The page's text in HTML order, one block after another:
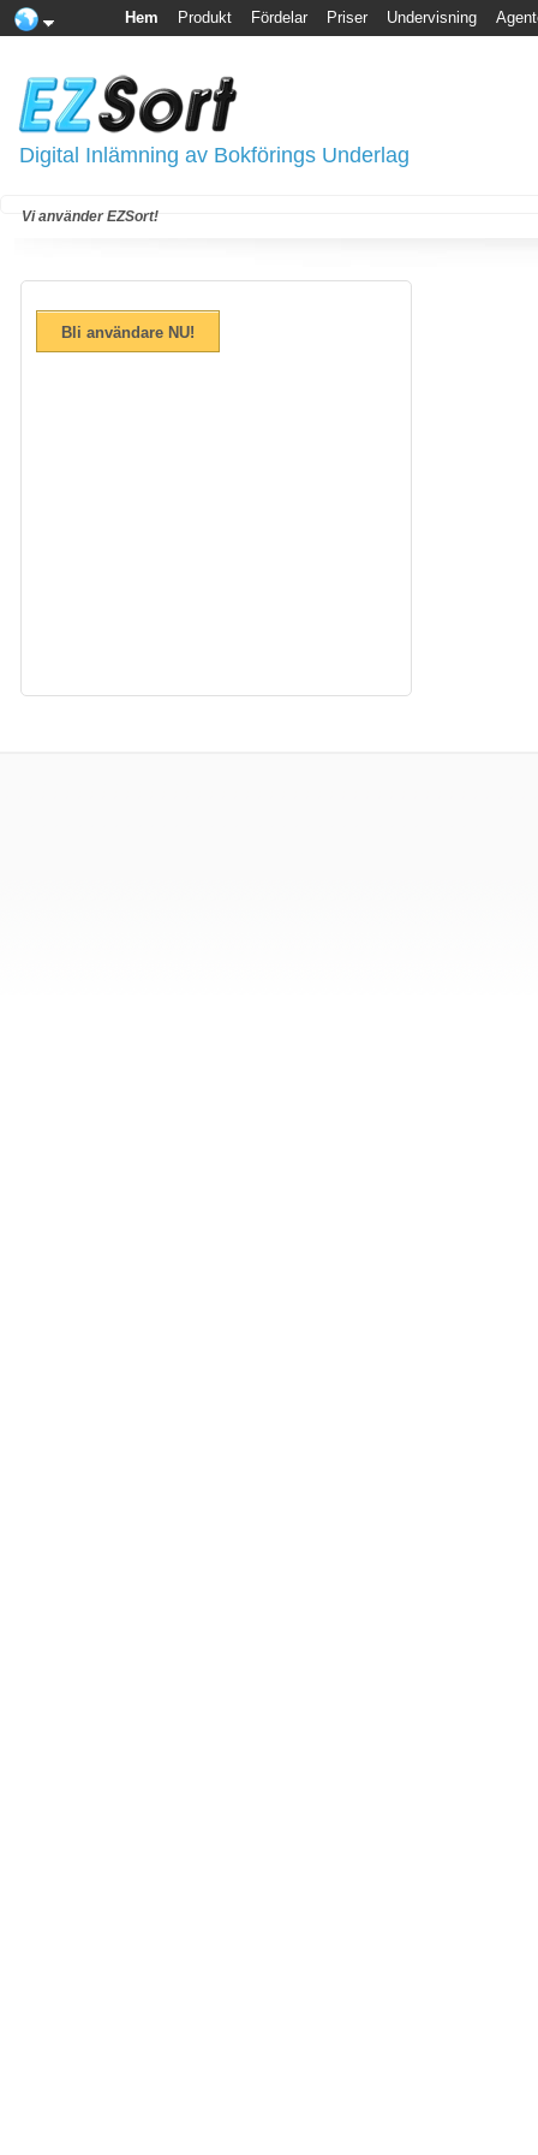
Hem Produkt Fördelar Priser Undervisning
Digital Inlämning av Bokförings Underlag
Vi använder EZSort!
Bli användare NU!